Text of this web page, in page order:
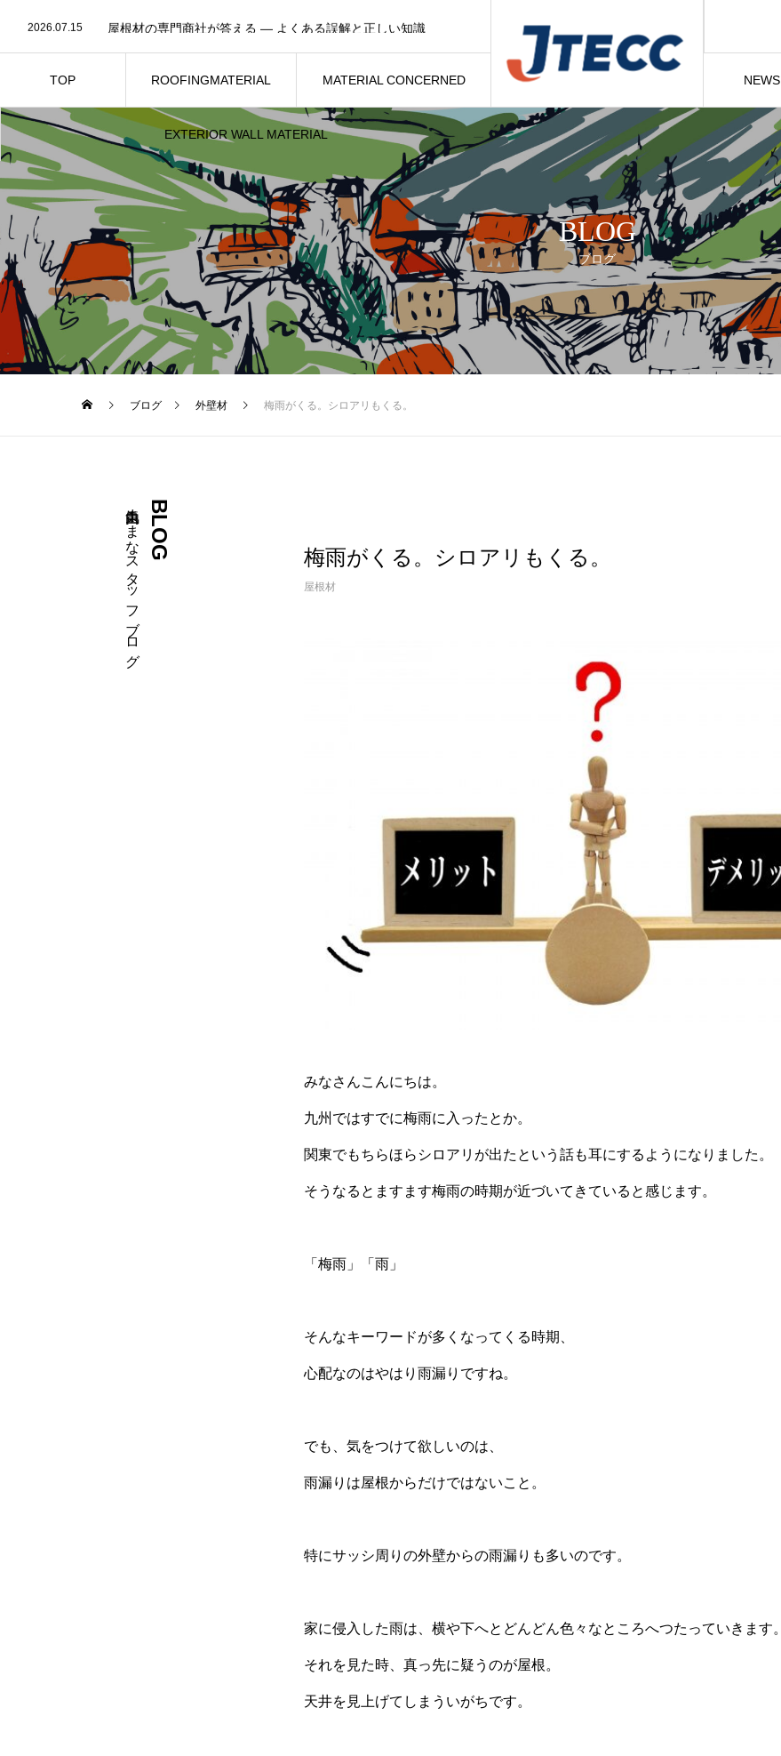
TOP
ROOFINGMATERIAL
MATERIAL CONCERNED
EXTERIOR WALL MATERIAL
NEWS
2026.07.15 屋根材の専門商社が答える ― よくある誤解と正しい知識
2025.09.24 毎月大量入荷でお客様のニーズに迅速対応！
2026.08.4 0xa1a28795
BLOG
ブログ
ブログ 外壁材 梅雨がくる。シロアリもくる。
BLOG
自由気ままなスタッフブログ 梅雨がくる。シロアリもくる。
屋根材
みなさんこんにちは。
九州ではすでに梅雨に入ったとか。
関東でもちらほらシロアリが出たという話も耳にするようになりました。
そうなるとますます梅雨の時期が近づいてきていると感じます。
「梅雨」「雨」
そんなキーワードが多くなってくる時期、
心配なのはやはり雨漏りですね。
でも、気をつけて欲しいのは、
雨漏りは屋根からだけではないこと。
特にサッシ周りの外壁からの雨漏りも多いのです。
家に侵入した雨は、横や下へとどんどん色々なところへつたっていきます。
それを見た時、真っ先に疑うのが屋根。
天井を見上げてしまういがちです。